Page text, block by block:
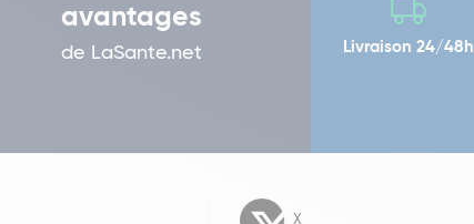
avantages
de LaSante.net Livraison 24/48h
X